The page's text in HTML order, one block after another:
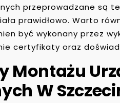
przeprowadzane są
prawidłowo. Warto
być wykonany przez
certyfikaty oraz
Montażu
W